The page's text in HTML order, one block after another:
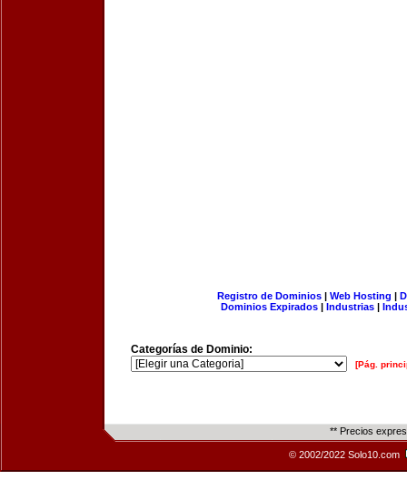
Registro de Dominios| Web Hosting |
Dominios Expirados | Industrias |
Categorías de Dominio:
[Pág.
** Precios
© 2002/2022 Solo10.com